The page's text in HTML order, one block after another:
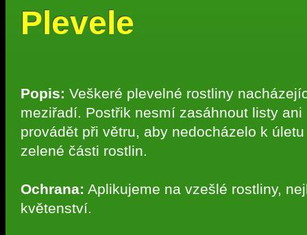
Plevele
Popis: Veškeré plevelné rostliny
meziřadí. Postřik nesmí zasáhnout listy
provádět při větru, aby nedocházelo k
zelené části rostlin.
Ochrana: Aplikujeme na vzešlé rostliny,
květenství.